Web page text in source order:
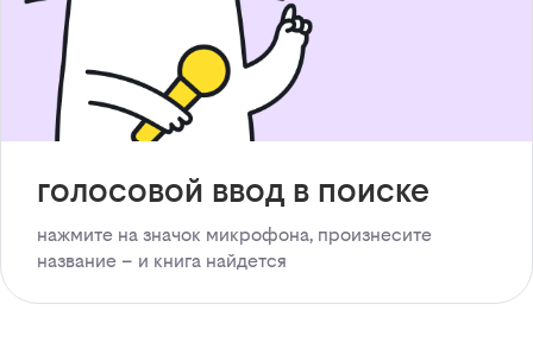
голосовой ввод в поиске
нажмите на значок микрофона, произнесите
название – и книга найдется